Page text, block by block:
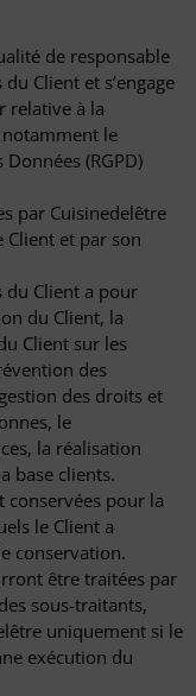
de responsable
Client et s’engage
relative à la
le
(RGPD)
par Cuisinedelêtre
Client et par son
du Client a pour
du Client, la
Client sur les
des
des droits et
le
la réalisation
base clients.
conservées pour la
le Client a
conservation.
être traitées par
sous-traitants,
uniquement si le
exécution du